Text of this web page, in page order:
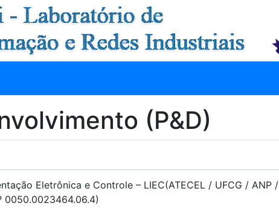
(P&D)
Eletrônica e Controle – LIEC(ATECEL / UFCG / ANP /
0050.0023464.06.4)